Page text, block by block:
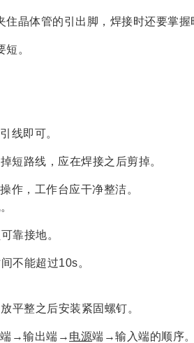
晶体管的引出脚，焊接时还要掌握
。
线即可。
短路线，应在焊接之后剪掉。
作，工作台应干净整洁。
靠接地。
不能超过10s。
平整之后安装紧固螺钉。
端→输出端→ 电源端→输入端的顺序。